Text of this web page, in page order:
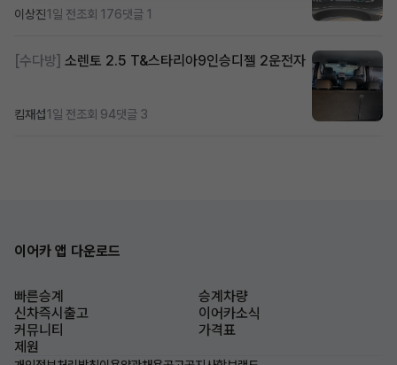
이상진1일 전조회 176댓글 1
[수다방] 소렌토 2.5 T&스타리아9인승디젤 2운전자
킴재섭1일 전조회 94댓글 3
이어카 앱 다운로드
빠른승계
승계차량
신차즉시출고
이어카소식
커뮤니티
가격표
제원